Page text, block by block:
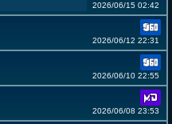
2026/06/15 02:42
2026/06/12 22:31
2026/06/10 22:55
2026/06/08 23:53